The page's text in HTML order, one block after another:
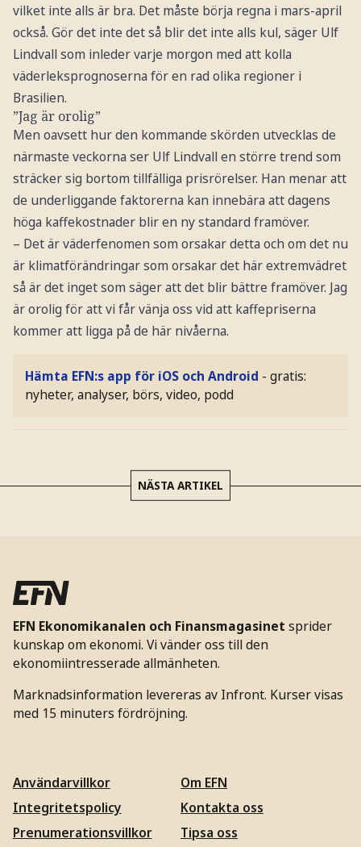
vilket inte alls är bra. Det måste börja regna i mars-april
också. Gör det inte det så blir det inte alls kul, säger Ulf
Lindvall som inleder varje morgon med att kolla
väderleksprognoserna för en rad olika regioner i
Brasilien.
”Jag är orolig”
Men oavsett hur den kommande skörden utvecklas de
närmaste veckorna ser Ulf Lindvall en större trend som
sträcker sig bortom tillfälliga prisrörelser. Han menar att
de underliggande faktorerna kan innebära att dagens
höga kaffekostnader blir en ny standard framöver.
– Det är väderfenomen som orsakar detta och om det nu
är klimatförändringar som orsakar det här extremvädret
så är det inget som säger att det blir bättre framöver. Jag
är orolig för att vi får vänja oss vid att kaffepriserna
kommer att ligga på de här nivåerna.
Hämta EFN:s app för iOS och Android - gratis:
nyheter, analyser, börs, video, podd
NÄSTA ARTIKEL
EFN Ekonomikanalen och Finansmagasinet sprider
kunskap om ekonomi. Vi vänder oss till den
ekonomiintresserade allmänheten.
Marknadsinformation levereras av Infront. Kurser visas
med 15 minuters fördröjning.
Användarvillkor
Integritetspolicy
Prenumerationsvillkor
Om EFN
Kontakta oss
Tipsa oss